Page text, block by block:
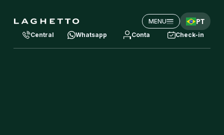
MENU PT
Central Whatsapp Conta Check-in